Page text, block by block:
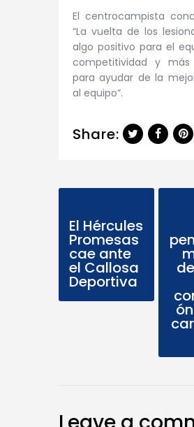
El centrocampista
“La vuelta de los
algo positivo para el
competitividad y más
para ayudar de la
al equipo”.
Share:
El Hércules
Promesas
cae ante
el Callosa
Deportiva